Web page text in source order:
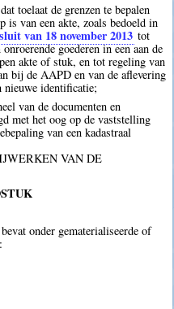
toelaat de grenzen te bepalen
is van een akte, zoals bedoeld in
van 18 november 2013 tot
goederen in een aan de
akte of stuk, en tot regeling van
bij de AAPD en van de aflevering
nieuwe identificatie;
van de documenten en
met het oog op de vaststelling
van een kadastraal
VAN DE
onder gematerialiseerde of